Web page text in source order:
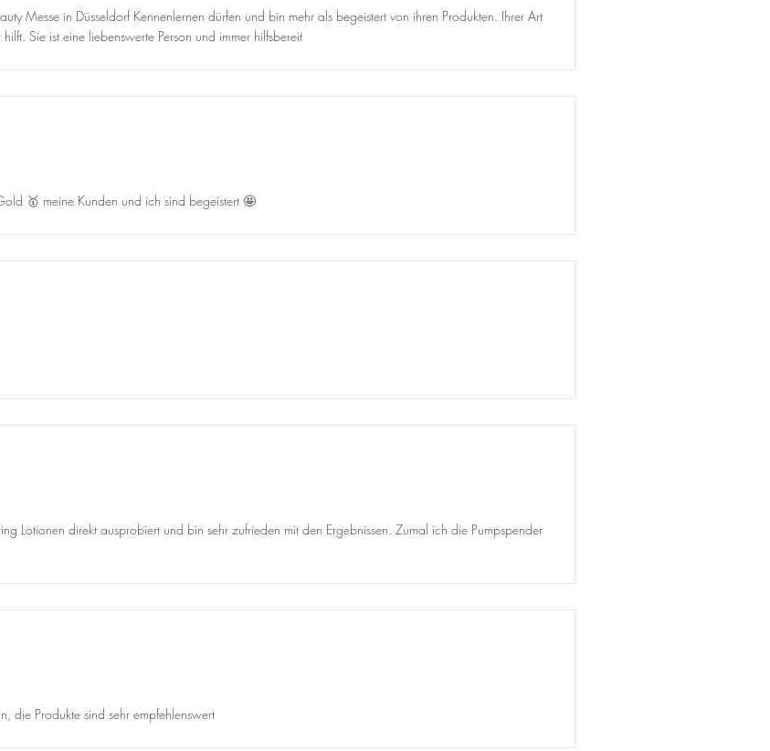
Messe in Düsseldorf Kennenlernen dürfen und bin mehr als begeistert von ihren Produkten. Ihrer Art
Sie ist eine liebenswerte Person und immer hilfsbereit
🥇 meine Kunden und ich sind begeistert 🤩
Lotionen direkt ausprobiert und bin sehr zufrieden mit den Ergebnissen. Zumal ich die Pumpspender
die Produkte sind sehr empfehlenswert